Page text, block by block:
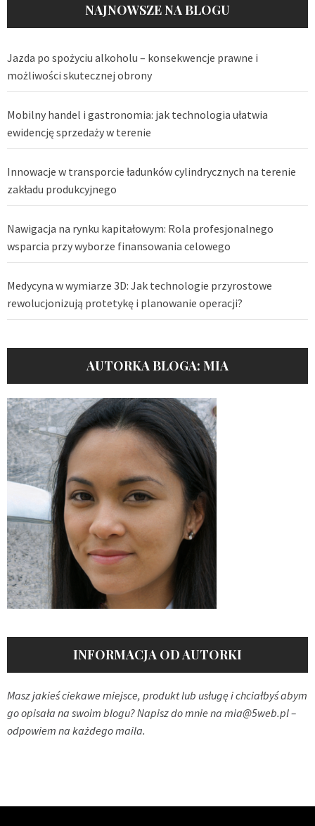
NAJNOWSZE NA BLOGU
Jazda po spożyciu alkoholu – konsekwencje prawne i
możliwości skutecznej obrony
Mobilny handel i gastronomia: jak technologia ułatwia
ewidencję sprzedaży w terenie
Innowacje w transporcie ładunków cylindrycznych na terenie
zakładu produkcyjnego
Nawigacja na rynku kapitałowym: Rola profesjonalnego
wsparcia przy wyborze finansowania celowego
Medycyna w wymiarze 3D: Jak technologie przyrostowe
rewolucjonizują protetykę i planowanie operacji?
AUTORKA BLOGA: MIA
INFORMACJA OD AUTORKI
Masz jakieś ciekawe miejsce, produkt lub usługę i chciałbyś abym
go opisała na swoim blogu? Napisz do mnie na mia@5web.pl–
odpowiem na każdego maila.